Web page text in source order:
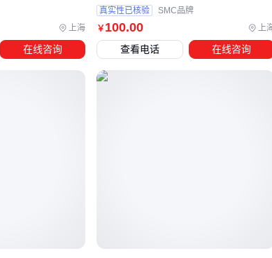
缸支撑杆配套设备如何选？这些配件可能比主设
杆的安装和使用往往需要配套设备和配件的支持，这
次要的部件实际上直接影响支撑系统的稳定性和安全
上海
在线咨询
￥ 100.00 上
真实性已核验 SMC品牌
查看电话 在线咨询